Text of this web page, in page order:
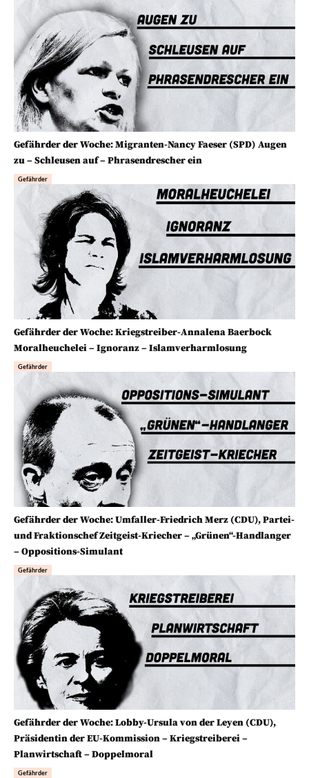
Gefährder der Woche: Migranten-Nancy Faeser (SPD) Augen
zu – Schleusen auf – Phrasendrescher ein
Gefährder
Gefährder der Woche: Kriegstreiber-Annalena Baerbock
Moralheuchelei – Ignoranz – Islamverharmlosung
Gefährder
Gefährder der Woche: Umfaller-Friedrich Merz (CDU), Partei-
und Fraktionschef Zeitgeist-Kriecher – „Grünen“-Handlanger
– Oppositions-Simulant
Gefährder
Gefährder der Woche: Lobby-Ursula von der Leyen (CDU),
Präsidentin der EU-Kommission – Kriegstreiberei –
Planwirtschaft – Doppelmoral
Gefährder